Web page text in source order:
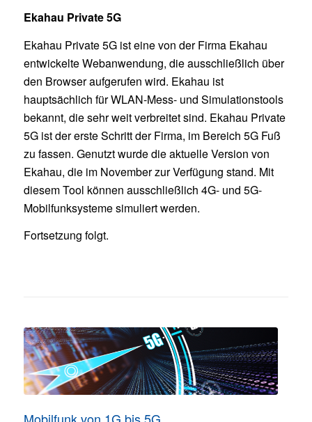
Ekahau Private 5G
Ekahau Private 5G ist eine von der Firma Ekahau
entwickelte Webanwendung, die ausschließlich über
den Browser aufgerufen wird. Ekahau ist
hauptsächlich für WLAN-Mess- und Simulationstools
bekannt, die sehr weit verbreitet sind. Ekahau Private
5G ist der erste Schritt der Firma, im Bereich 5G Fuß
zu fassen. Genutzt wurde die aktuelle Version von
Ekahau, die im November zur Verfügung stand. Mit
diesem Tool können ausschließlich 4G- und 5G-
Mobilfunksysteme simuliert werden.
Fortsetzung folgt.